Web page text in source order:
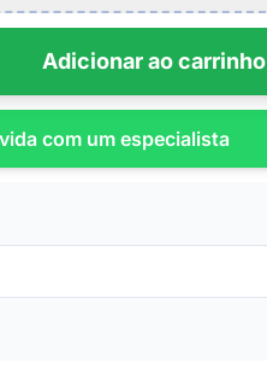
Adicionar ao carrinho
com um especialista